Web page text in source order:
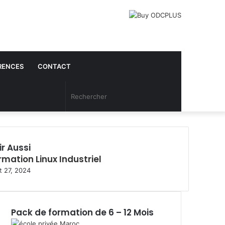
CONTACT
Article
Aléatoire
Aussi
Linux Industriel
27, 2024
Pack de formation de 6 – 12 Mois